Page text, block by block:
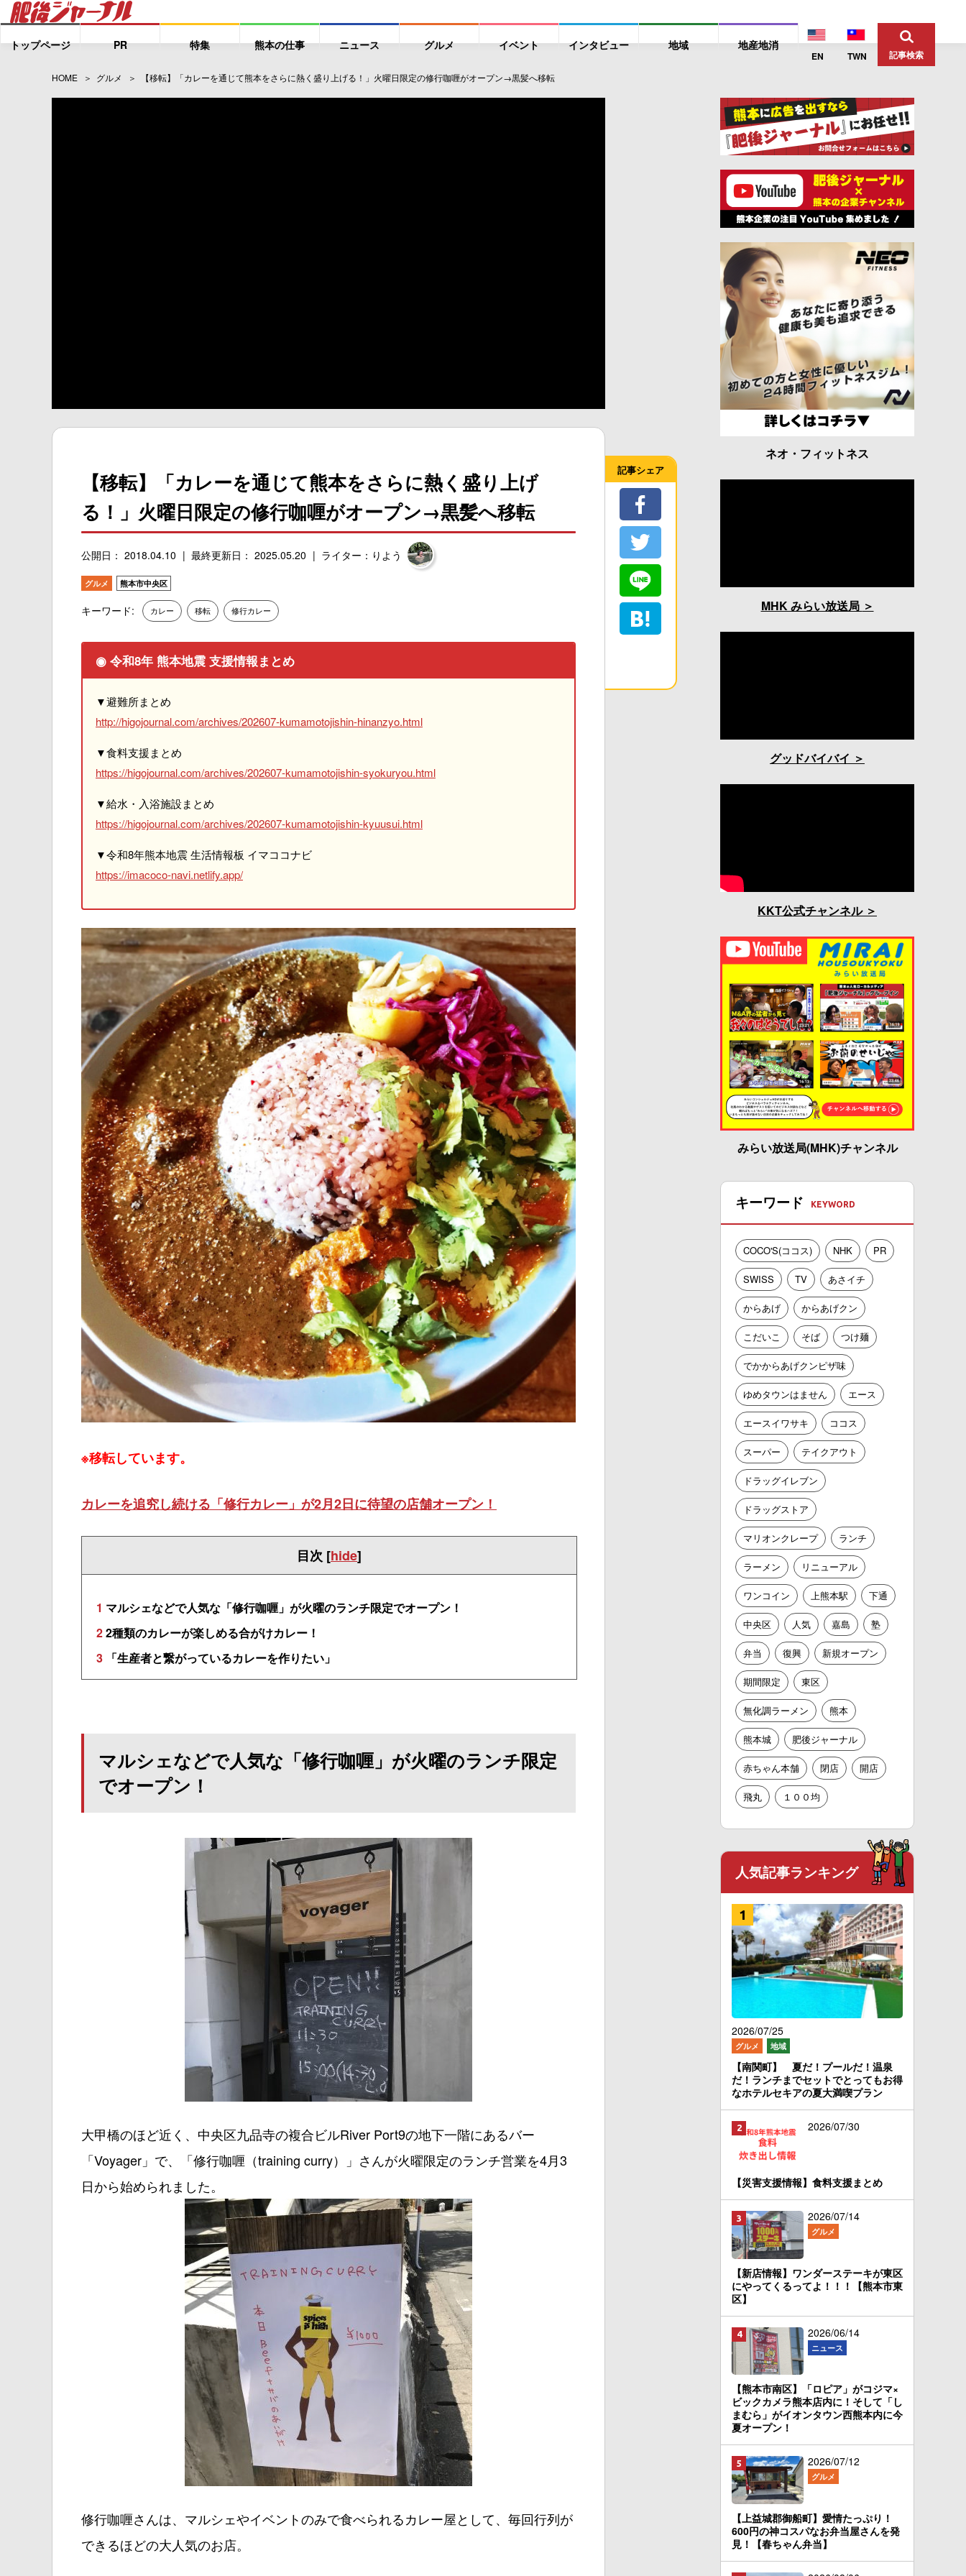
トップページ PR 特集 熊本の仕事 ニュース グルメ イベント インタビュー 地域 地産地消
EN TWN 記事検索
HOME グルメ 【移転】「カレーを通じて熊本をさらに熱く盛り上げる！」火曜日限定の修行咖喱がオープン→黒髪へ移転
【移転】「カレーを通じて熊本をさらに熱く盛り上げ
る！」火曜日限定の修行咖喱がオープン→黒髪へ移転
公開日： 2018.04.10 最終更新日： 2025.05.20 ライター：りよう
グルメ 熊本市中央区
キーワード: カレー 移転 修行カレー
◉ 令和8年 熊本地震 支援情報まとめ
▼避難所まとめ
http://higojournal.com/archives/202607-kumamotojishin-hinanzyo.html
▼食料支援まとめ
https://higojournal.com/archives/202607-kumamotojishin-syokuryou.html
▼給水・入浴施設まとめ
https://higojournal.com/archives/202607-kumamotojishin-kyuusui.html
▼令和8年熊本地震 生活情報板 イマココナビ
https://imacoco-navi.netlify.app/
※移転しています。
カレーを追究し続ける「修行カレー」が2月2日に待望の店舗オープン！
目次 [hide]
1 マルシェなどで人気な「修行咖喱」が火曜のランチ限定でオープン！
22種類のカレーが楽しめる合がけカレー！
3 「生産者と繋がっているカレーを作りたい」
マルシェなどで人気な「修行咖喱」が火曜のランチ限定
でオープン！
大甲橋のほど近く、中央区九品寺の複合ビルRiver Port9の地下一階にあるバー
「Voyager」で、「修行咖喱（training curry）」さんが火曜限定のランチ営業を4月3
日から始められました。
修行咖喱さんは、マルシェやイベントのみで食べられるカレー屋として、毎回行列が
できるほどの大人気のお店。
記事シェア
ネオ・フィットネス
MHK みらい放送局
グッドバイバイ
KKT公式チャンネル
みらい放送局(MHK)チャンネル
キーワード
COCO'S(ココス) NHK PR
SWISS TV あさイチ
からあげ からあげクン
こだいこ そば つけ麺
でかからあげクンピザ味
ゆめタウンはません エース
エースイワサキ ココス
スーパー テイクアウト
ドラッグイレブン
ドラッグストア
マリオンクレープ ランチ
ラーメン リニューアル
ワンコイン 上熊本駅 下通
中央区 人気 嘉島 塾
弁当 復興 新規オープン
期間限定 東区
無化調ラーメン 熊本
熊本城 肥後ジャーナル
赤ちゃん本舗 閉店 開店
飛丸 １００均
人気記事ランキング
2026/07/25
グルメ 地域
【南関町】 夏だ！プールだ！温泉
だ！ランチまでセットでとってもお得
なホテルセキアの夏大満喫プラン
2026/07/30
【災害支援情報】食料支援まとめ
2026/07/14
グルメ
【新店情報】ワンダーステーキが東区
にやってくるってよ！！！【熊本市東
区】
2026/06/14
ニュース
【熊本市南区】「ロピア」がコジマ×
ビックカメラ熊本店内に！そして「し
まむら」がイオンタウン西熊本内に今
夏オープン！
2026/07/12
グルメ
【上益城郡御船町】愛情たっぷり！
600円の神コスパなお弁当屋さんを発
見！【春ちゃん弁当】